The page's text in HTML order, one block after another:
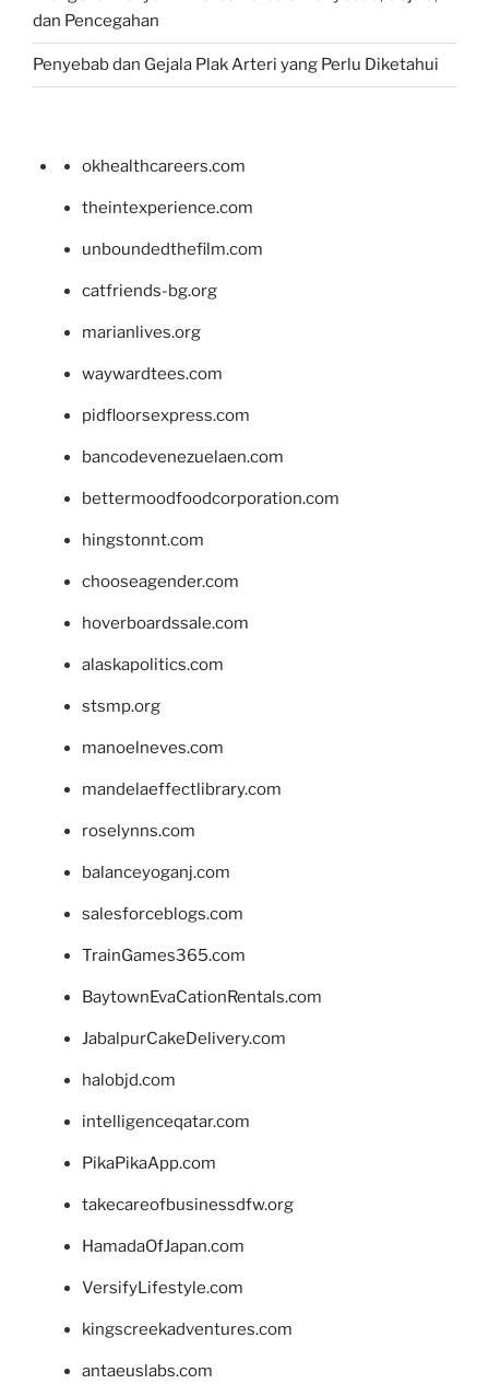
dan Pencegahan
Penyebab dan Gejala Plak Arteri yang Perlu Diketahui
okhealthcareers.com
theintexperience.com
unboundedthefilm.com
catfriends-bg.org
marianlives.org
waywardtees.com
pidfloorsexpress.com
bancodevenezuelaen.com
bettermoodfoodcorporation.com
hingstonnt.com
chooseagender.com
hoverboardssale.com
alaskapolitics.com
stsmp.org
manoelneves.com
mandelaeffectlibrary.com
roselynns.com
balanceyoganj.com
salesforceblogs.com
TrainGames365.com
BaytownEvaCationRentals.com
JabalpurCakeDelivery.com
halobjd.com
intelligenceqatar.com
PikaPikaApp.com
takecareofbusinessdfw.org
HamadaOfJapan.com
VersifyLifestyle.com
kingscreekadventures.com
antaeuslabs.com